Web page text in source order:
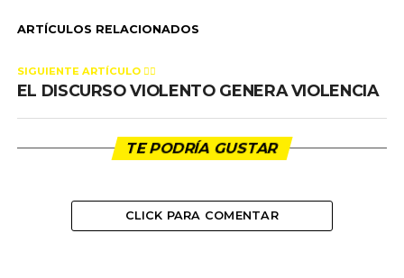
ARTÍCULOS RELACIONADOS
SIGUIENTE ARTÍCULO 👈🏻
EL DISCURSO VIOLENTO GENERA VIOLENCIA
TE PODRÍA GUSTAR
CLICK PARA COMENTAR